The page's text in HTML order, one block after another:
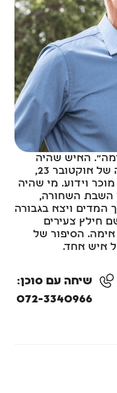
האיש שהיה
מוכר עוד לפני השבת השחורה של אוקטובר 23,
וידוע. מי שהיה
השבת השחורה,
המדים ויצא בגבורה
חילץ צעירים
אימה. הסיפור של
איש אחד.
שיחה עם סוכן:
072-3340966